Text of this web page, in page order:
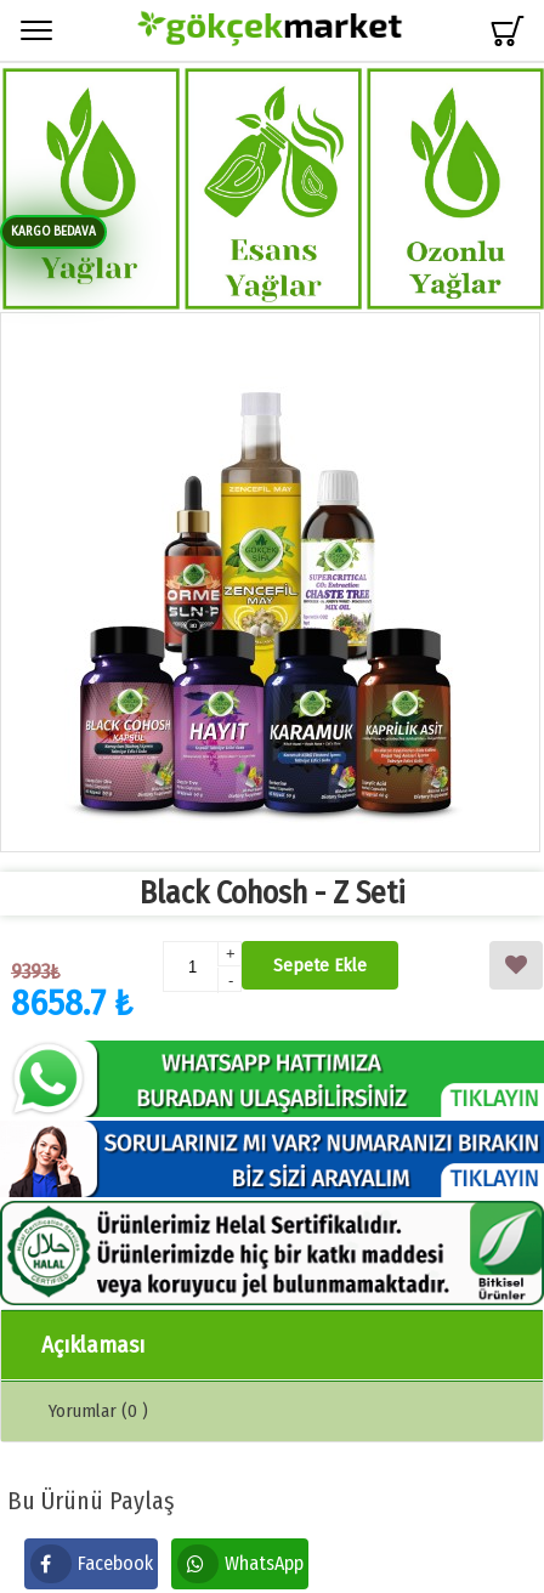
KARGO BEDAVA
Black Cohosh - Z Seti
9393₺
8658.7 ₺
+
-
Sepete Ekle
Açıklaması
Yorumlar (0 )
Bu Ürünü Paylaş
Facebook WhatsApp